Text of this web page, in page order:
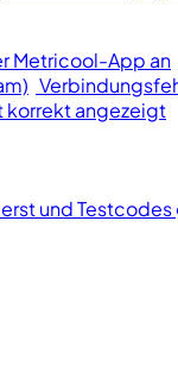
Metricool-App an
korrekt angezeigt
und